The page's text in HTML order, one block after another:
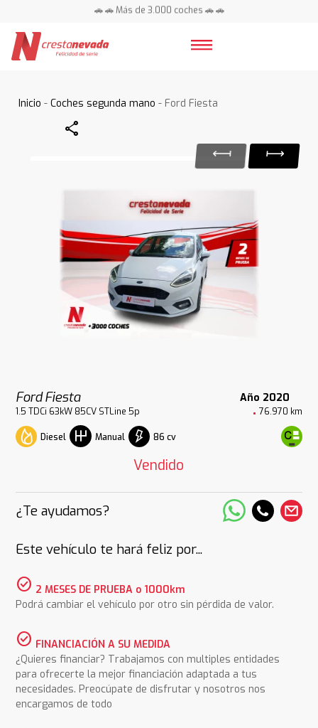
🚗 🚗 Más de 3.000 coches 🚗 🚗
Inicio -Coches segunda mano - Ford Fiesta
Share
Ford Fiesta Año 2020
1.5 TDCi 63kW 85CV STLine 5p 76.970 km
Diesel Manual 86 cv
Vendido
¿Te ayudamos?
Este vehículo te hará feliz por...
check_circle 2 MESES DE PRUEBA o 1000km
Podrá cambiar el vehículo por otro sin pérdida de valor.
check_circle FINANCIACIÓN A SU MEDIDA
¿Quieres financiar? Trabajamos con multiples entidades
para ofrecerte la mejor financiación adaptada a tus
necesidades. Preocúpate de disfrutar y nosotros nos
encargamos de todo